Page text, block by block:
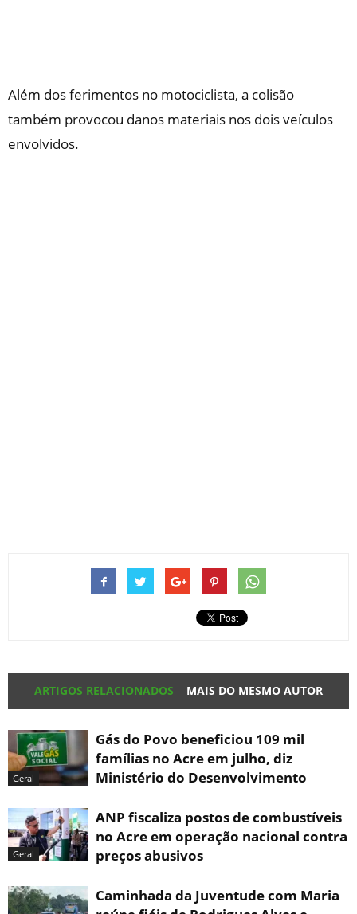
Além dos ferimentos no motociclista, a colisão
também provocou danos materiais nos dois veículos
envolvidos.
ARTIGOS RELACIONADOS MAIS DO MESMO AUTOR
Geral
Gás do Povo beneficiou 109 mil
famílias no Acre em julho, diz
Ministério do Desenvolvimento
Geral
ANP fiscaliza postos de combustíveis
no Acre em operação nacional contra
preços abusivos
Caminhada da Juventude com Maria